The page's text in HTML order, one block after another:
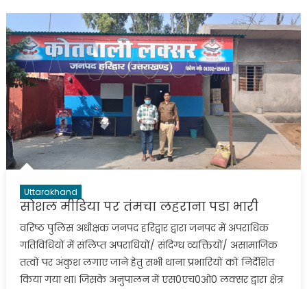
Uttarakhand
सोशल मीडिया पर तंमचा लहराना पडा भारी
वरिष्ठ पुलिस अधीक्षक जनपद हरिद्वार द्वारा जनपद में अपराधिक
गतिविधियों में संलिप्त अपराधियों/ संदिग्ध व्यक्तियों/ असामाजिक
तत्वों पर अंकुश लगाए जाने हेतु सभी थाना प्रभारियों कों निर्देशित
किया गया था। जिसके अनुपालन में एस0एच0ओ0 लक्सर द्वारा क्षेत्र